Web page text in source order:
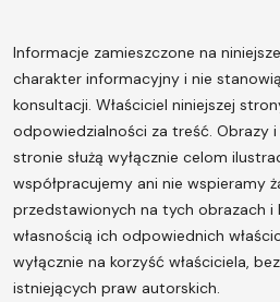
Informacje zamieszczone na
charakter informacyjny i nie
konsultacji. Właściciel niniejszej
odpowiedzialności za treść. Obrazy
stronie służą wyłącznie celom
współpracujemy ani nie wspieramy
przedstawionych na tych obrazach i
własnością ich odpowiednich
wyłącznie na korzyść właściciela,
istniejących praw autorskich.